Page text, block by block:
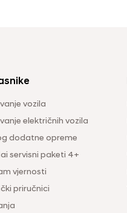
vozila
električnih vozila
dodatne opreme
servisni paketi 4+
vjernosti
priručnici